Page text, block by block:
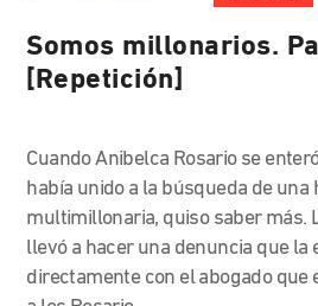
Somos millonarios.
[Repetición]
Cuando Anibelca Rosario se
había unido a la búsqueda de una
multimillonaria, quiso saber más.
llevó a hacer una denuncia que la
directamente con el abogado que